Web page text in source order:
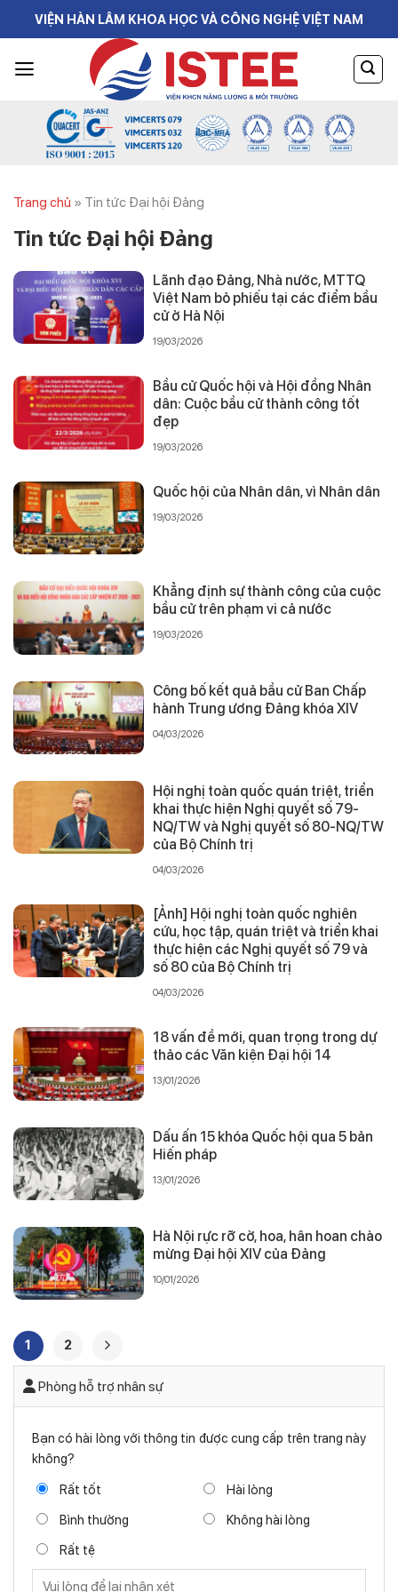
VIỆN HÀN LÂM KHOA HỌC VÀ CÔNG NGHỆ VIỆT NAM
Trang chủ » Tin tức Đại hội Đảng
Tin tức Đại hội Đảng
Lãnh đạo Đảng, Nhà nước, MTTQ
Việt Nam bỏ phiếu tại các điểm bầu
cử ở Hà Nội
19/03/2026
Bầu cử Quốc hội và Hội đồng Nhân
dân: Cuộc bầu cử thành công tốt
đẹp
19/03/2026
Quốc hội của Nhân dân, vì Nhân dân
19/03/2026
Khẳng định sự thành công của cuộc
bầu cử trên phạm vi cả nước
19/03/2026
Công bố kết quả bầu cử Ban Chấp
hành Trung ương Đảng khóa XIV
04/03/2026
Hội nghị toàn quốc quán triệt, triển
khai thực hiện Nghị quyết số 79-
NQ/TW và Nghị quyết số 80-NQ/TW
của Bộ Chính trị
04/03/2026
[Ảnh] Hội nghị toàn quốc nghiên
cứu, học tập, quán triệt và triển khai
thực hiện các Nghị quyết số 79 và
số 80 của Bộ Chính trị
04/03/2026
18 vấn đề mới, quan trọng trong dự
thảo các Văn kiện Đại hội 14
13/01/2026
Dấu ấn 15 khóa Quốc hội qua 5 bản
Hiến pháp
13/01/2026
Hà Nội rực rỡ cờ, hoa, hân hoan chào
mừng Đại hội XIV của Đảng
10/01/2026
1 2
Phòng hỗ trợ nhân sự
Bạn có hài lòng với thông tin được cung cấp trên trang này
không?
Rất tốt
Hài lòng
Bình thường
Không hài lòng
Rất tệ